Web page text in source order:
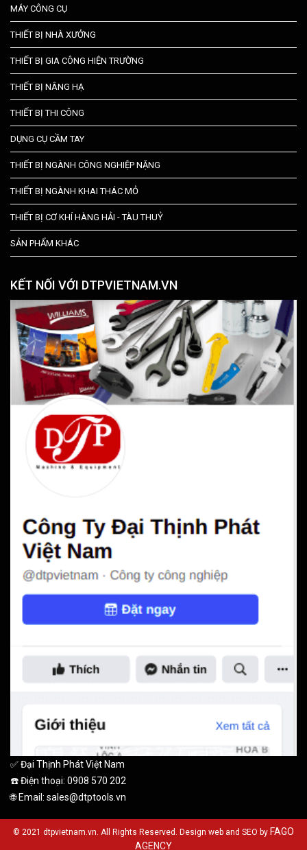
MÁY CÔNG CỤ
THIẾT BỊ NHÀ XƯỞNG
THIẾT BỊ GIA CÔNG HIỆN TRƯỜNG
THIẾT BỊ NÂNG HẠ
THIẾT BỊ THI CÔNG
DỤNG CỤ CẦM TAY
THIẾT BỊ NGÀNH CÔNG NGHIỆP NẶNG
THIẾT BỊ NGÀNH KHAI THÁC MỎ
THIẾT BỊ CƠ KHÍ HÀNG HẢI - TÀU THUỶ
SẢN PHẨM KHÁC
KẾT NỐI VỚI DTPVIETNAM.VN
✅ Đại Thịnh Phát Việt Nam
☎️ Điện thoại: 0908 570 202
🌐 Email: sales@dtptools.vn
© 2021 dtpvietnam.vn. All Rights Reserved. Design web and SEO by FAGO
AGENCY